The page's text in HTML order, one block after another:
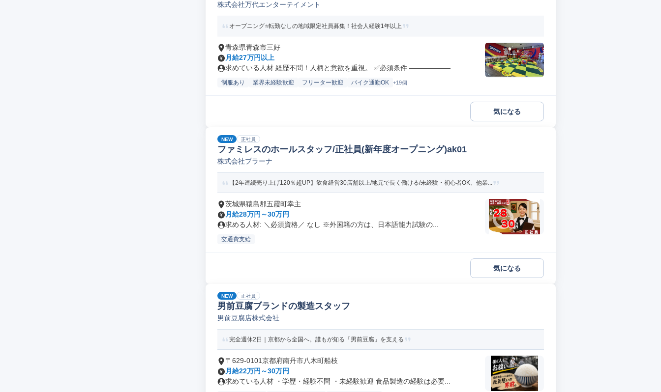
株式会社万代エンターテイメント
オープニング⭐転勤なしの地域限定社員募集！社会人経験1年以上
青森県青森市三好
月給27万円以上
求めている人材 経歴不問！人柄と意欲を重視。 ✅必須条件 ――――――...
制服あり 業界未経験歓迎 フリーター歓迎 バイク通勤OK +19個
気になる
NEW 正社員
ファミレスのホールスタッフ/正社員(新年度オープニング)ak01
株式会社プラーナ
【2年連続売り上げ120％超UP】飲食経営30店舗以上/地元で長く働ける/未経験・初心者OK、他業...
茨城県猿島郡五霞町幸主
月給28万円～30万円
求める人材: ＼必須資格／ なし ※外国籍の方は、日本語能力試験の...
交通費支給
気になる
NEW 正社員
男前豆腐ブランドの製造スタッフ
男前豆腐店株式会社
完全週休2日｜京都から全国へ。誰もが知る「男前豆腐」を支える
〒629-0101京都府南丹市八木町船枝
月給22万円～30万円
求めている人材 ・学歴・経験不問 ・未経験歓迎 食品製造の経験は必要...